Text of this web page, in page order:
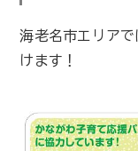
海老名市エリア
けます！